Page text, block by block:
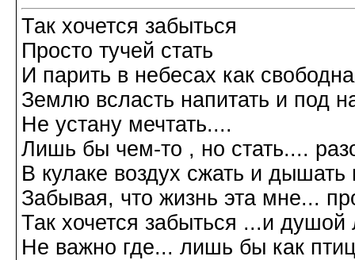
Так хочется забыться
Просто тучей стать
И парить в небесах как
Землю всласть напитать и под
Не устану мечтать....
Лишь бы чем-то , но стать....
В кулаке воздух сжать и
Забывая, что жизнь эта мне...
Так хочется забыться ...и душой
Не важно где... лишь бы как